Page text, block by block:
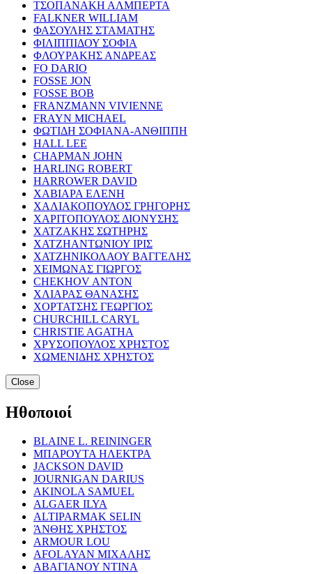
ΤΣΟΠΑΝΑΚΗ ΑΛΜΠΕΡΤΑ
FALKNER WILLIAM
ΦΑΣΟΥΛΗΣ ΣΤΑΜΑΤΗΣ
ΦΙΛΙΠΠΙΔΟΥ ΣΟΦΙΑ
ΦΛΟΥΡΑΚΗΣ ΑΝΔΡΕΑΣ
FO DARIO
FOSSE JON
FOSSE BOB
FRANZMANN VIVIENNE
FRAYN MICHAEL
ΦΩΤΙΔΗ ΣΟΦΙΑΝΑ-ΑΝΘΙΠΠΗ
HALL LEE
CHAPMAN JOHN
HARLING ROBERT
HARROWER DAVID
ΧΑΒΙΑΡΑ ΕΛΕΝΗ
ΧΑΛΙΑΚΟΠΟΥΛΟΣ ΓΡΗΓΟΡΗΣ
ΧΑΡΙΤΟΠΟΥΛΟΣ ΔΙΟΝΥΣΗΣ
ΧΑΤΖΑΚΗΣ ΣΩΤΗΡΗΣ
ΧΑΤΖΗΑΝΤΩΝΙΟΥ ΙΡΙΣ
ΧΑΤΖΗΝΙΚΟΛΑΟΥ ΒΑΓΓΕΛΗΣ
ΧΕΙΜΩΝΑΣ ΓΙΩΡΓΟΣ
CHEKHOV ANTON
ΧΛΙΑΡΑΣ ΘΑΝΑΣΗΣ
ΧΟΡΤΑΤΣΗΣ ΓΕΩΡΓΙΟΣ
CHURCHILL CARYL
CHRISTIE AGATHA
ΧΡΥΣΟΠΟΥΛΟΣ ΧΡΗΣΤΟΣ
ΧΩΜΕΝΙΔΗΣ ΧΡΗΣΤΟΣ
Close
Ηθοποιοί
BLAINE L. REININGER
ΜΠΑΡΟΥΤΑ ΗΛΕΚΤΡΑ
JACKSON DAVID
JOURNIGAN DARIUS
AKINOLA SAMUEL
ALGAER ILYA
ALTIPARMAK SELIN
ΆΝΘΗΣ ΧΡΗΣΤΟΣ
ARMOUR LOU
AFOLAYAN ΜΙΧΑΛΗΣ
ΑΒΑΓΙΑΝΟΥ ΝΤΙΝΑ